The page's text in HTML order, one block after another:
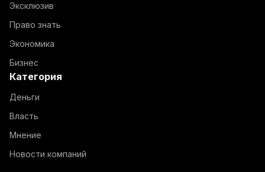
Эксклюзив
Право знать
Экономика
Бизнес
Категория
Деньги
Власть
Мнение
Новости компаний